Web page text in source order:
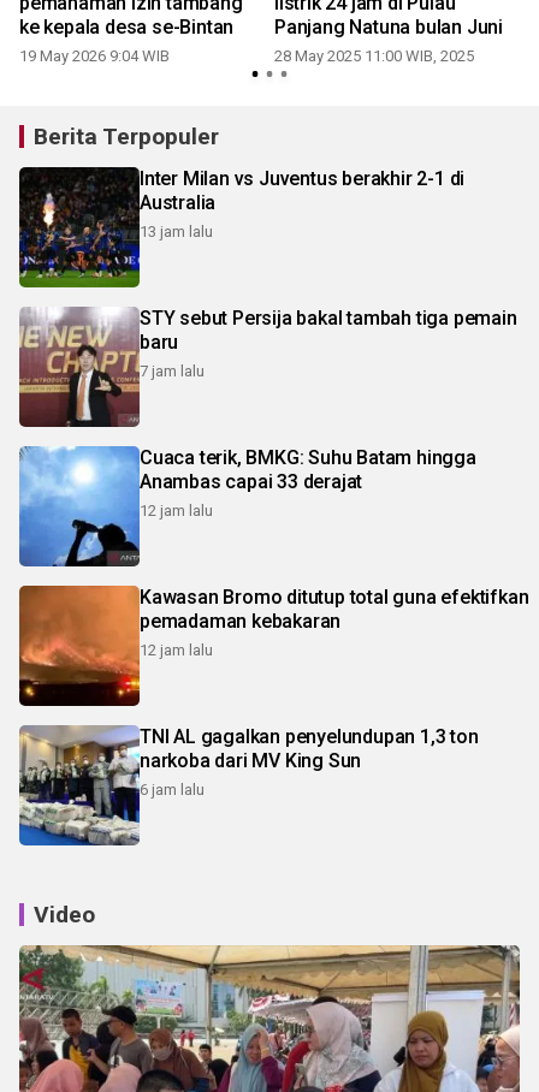
ke kepala desa se-Bintan
19 May 2026 9:04 WIB
Panjang Natuna bulan Juni
28 May 2025 11:00 WIB, 2025
Berita Terpopuler
Inter Milan vs Juventus berakhir 2-1 di
Australia
13 jam lalu
STY sebut Persija bakal tambah tiga pemain
baru
7 jam lalu
Cuaca terik, BMKG: Suhu Batam hingga
Anambas capai 33 derajat
12 jam lalu
Kawasan Bromo ditutup total guna efektifkan
pemadaman kebakaran
12 jam lalu
TNI AL gagalkan penyelundupan 1,3 ton
narkoba dari MV King Sun
6 jam lalu
Video